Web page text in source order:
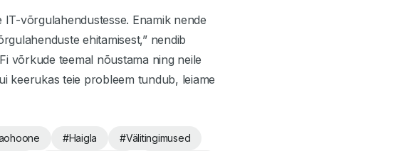
võrgulahendustesse. Enamik nende
ehitamisest,” nendib
võrkude teemal nõustama ning neile
keerukas teie probleem tundub, leiame
#Haigla #Välitingimused